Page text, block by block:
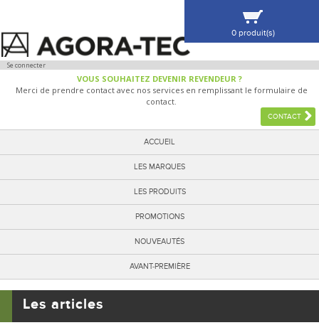
Se connecter
VOUS SOUHAITEZ DEVENIR REVENDEUR ?
Merci de prendre contact avec nos services en remplissant le formulaire de
contact.
CONTACT
ACCUEIL
LES MARQUES
LES PRODUITS
PROMOTIONS
NOUVEAUTÉS
AVANT-PREMIÈRE
0 produit(s)
VOIR MA SÉLECTION
Les articles